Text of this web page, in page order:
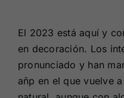
El 2023 está aquí y
en decoración. Los
pronunciado y han
añp en el que vuelve